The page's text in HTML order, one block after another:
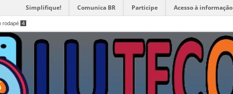
Simplifique! Comunica BR Participe Acesso à informação
rodapé 4